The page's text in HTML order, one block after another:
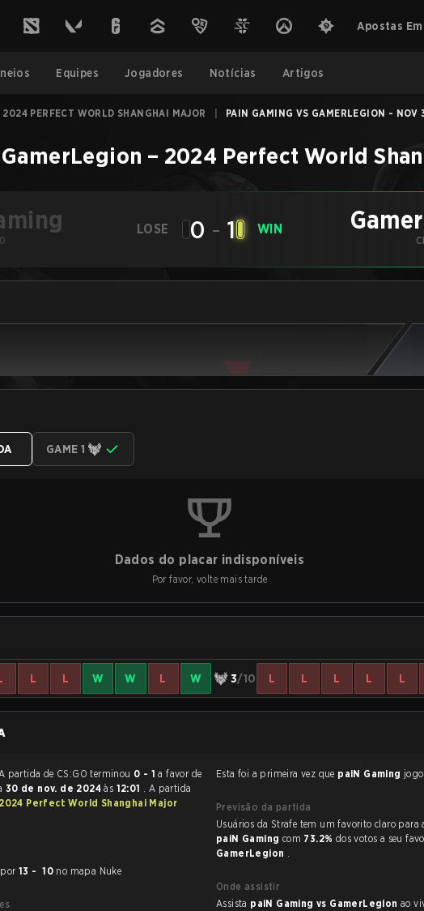
Apostas
Equipes Jogadores Notícias Artigos
2024 PERFECT WORLD SHANGHAI MAJOR PAIN GAMING VS GAMERLEGION - NOV
GamerLegion – 2024 Perfect World
LOSE 0 - 1 WIN
GAME 1
Dados do placar indisponíveis
Por favor, volte mais tarde
L L W W L W 3/10 L L L L L
A partida de CS:GO terminou 0 - 1 a favor de
30 de nov. de 2024às 12:01 . A partida
2024 Perfect World Shanghai Major
por 13 - 10no mapa Nuke
Esta foi a primeira vez que paiN Gaming
Previsão da partida
paiN Gaming com 73.2% dos votos a seu
GamerLegion .
Onde assistir
Assista paiN Gaming vs GamerLegion ao